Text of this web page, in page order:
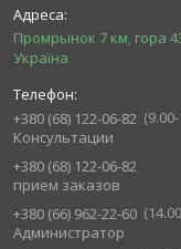
Промрынок 7 км, гора
Україна
+380 (68) 122-06-82
Консультации
+380 (68) 122-06-82
прием заказов
+380 (66) 962-22-60
Администратор